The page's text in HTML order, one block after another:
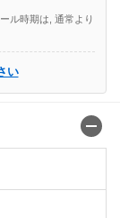
ル時期は, 通常より
い